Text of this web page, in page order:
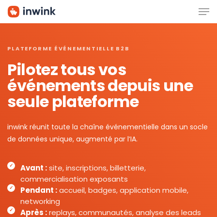
Skip
PLATEFORME ÉVÉNEMENTIELLE B2B
Pilotez tous vos
événements depuis une
seule plateforme
inwink réunit toute la chaîne événementielle dans un socle
de données unique, augmenté par l’IA.
Avant :site, inscriptions, billetterie,
commercialisation exposants
Pendant :accueil, badges, application mobile,
networking
Après :replays, communautés, analyse des leads